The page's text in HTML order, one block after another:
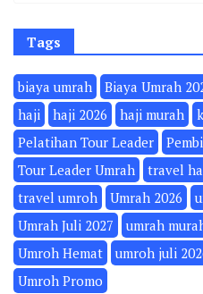
Tags
biaya umrah Biaya Umrah
haji
haji 2026 haji murah
Pelatihan Tour Leader
Tour Leader Umrah
travel
travel umroh
Umrah 2026
Umrah Juli 2027
umrah
Umroh Hemat
umroh juli
Umroh Promo